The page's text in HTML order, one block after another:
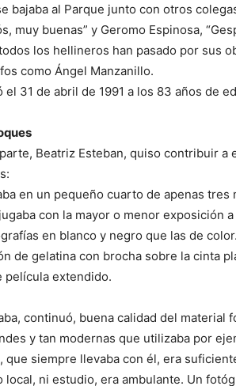
bajaba al Parque junto con otros
muy buenas” y Geromo Espinosa,
los hellineros han pasado por sus
como Ángel Manzanillo.
el 31 de abril de 1991 a los 83 años de
Beatriz Esteban, quiso contribuir
en un pequeño cuarto de apenas
con la mayor o menor exposición
en blanco y negro que las de
de gelatina con brocha sobre la cinta
película extendido.
continuó, buena calidad del material
y tan modernas que utilizaba por
que siempre llevaba con él, era
local, ni estudio, era ambulante. Un